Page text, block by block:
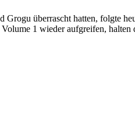
überrascht hatten, folgte
Volume 1 wieder aufgreifen,